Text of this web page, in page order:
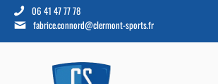
06 41 47 77 78
fabrice.connord@clermont-sports.fr